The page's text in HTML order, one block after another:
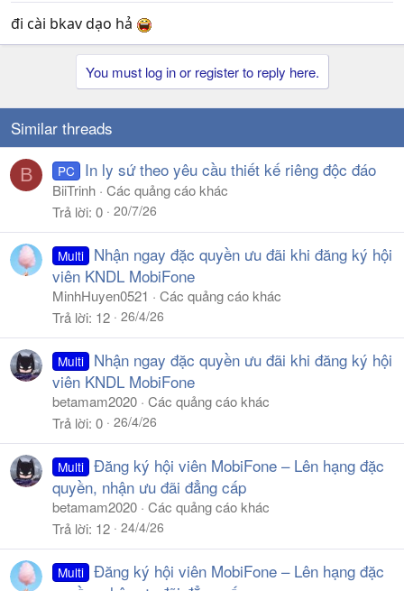
đi cài bkav dạo hả
You must log in or register to reply here.
Similar threads
B PC In ly sứ theo yêu cầu thiết kế riêng độc đáo
BiiTrinh Các quảng cáo khác
Trả lời 0 20/7/26
Multi
Nhận ngay đặc quyền ưu đãi khi đăng ký hội
viên KNDL MobiFone
MinhHuyen0521
Các quảng cáo khác
Trả lời 12 26/4/26
Multi
Nhận ngay đặc quyền ưu đãi khi đăng ký hội
viên KNDL MobiFone
betamam2020 Các quảng cáo khác
Trả lời 0 26/4/26
Multi Đăng ký hội viên MobiFone – Lên hạng đặc
quyền, nhận ưu đãi đẳng cấp
betamam2020 Các quảng cáo khác
Trả lời 12 24/4/26
Multi Đăng ký hội viên MobiFone – Lên hạng đặc